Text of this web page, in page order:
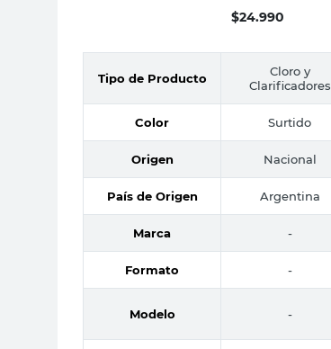
$24.990
Tipo de Producto
Cloro y
Clarificadores
Color Surtido
Origen Nacional
País de Origen Argentina
Marca -
Formato -
Modelo -